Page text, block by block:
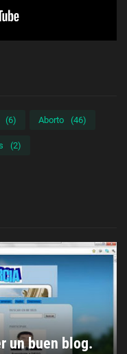
(6) Aborto (46)
(2)
un buen blog.